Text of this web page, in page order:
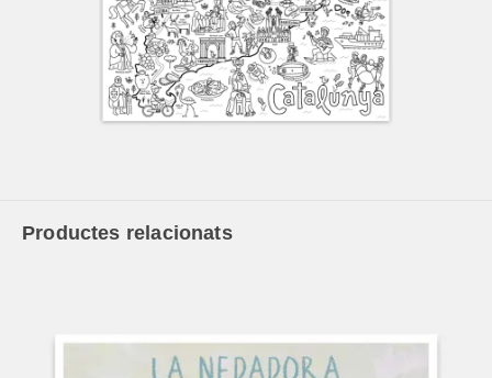
Productes relacionats